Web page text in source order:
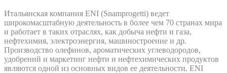
Итальянская компания ENI (Snamprogetti) ведет
широкомасштабную деятельность в более чем 70 странах мира
и работает в таких отраслях, как добыча нефти и газа,
нефтехимия, электроэнергия, машиностроение и др.
Производство олефинов, ароматических углеводородов,
удобрений и маркетинг нефти и нефтехимических продуктов
являются одной из основных видов ее деятельности. ENI